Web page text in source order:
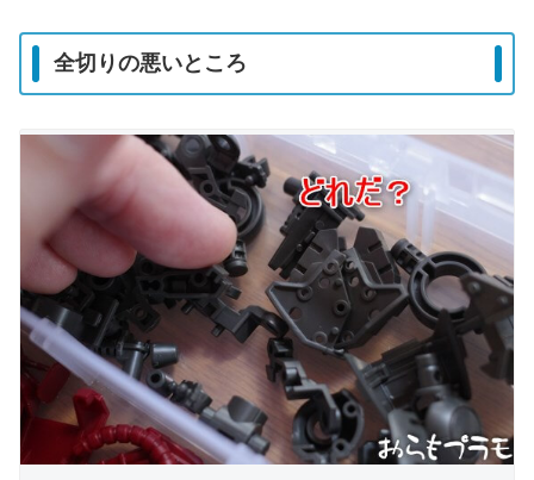
全切りの悪いところ